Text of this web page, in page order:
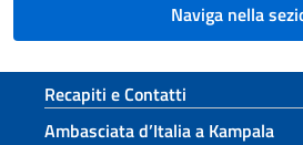
Naviga nella
Sezione footer
Recapiti e Contatti
Ambasciata d’Italia a Kampala